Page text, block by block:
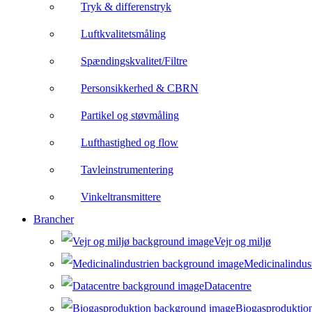
Tryk & differenstryk
Luftkvalitetsmåling
Spændingskvalitet/Filtre
Personsikkerhed & CBRN
Partikel og støvmåling
Lufthastighed og flow
Tavleinstrumentering
Vinkeltransmittere
Brancher
Vejr og miljø
Datacentre